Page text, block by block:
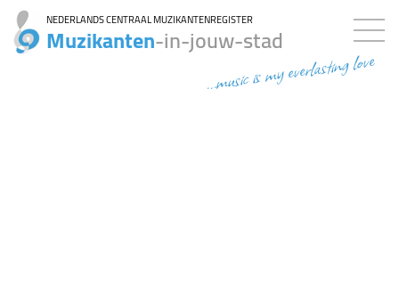
NEDERLANDS CENTRAAL MUZIKANTENREGISTER
Muzikanten-in-jouw-stad
...music is my everlasting love